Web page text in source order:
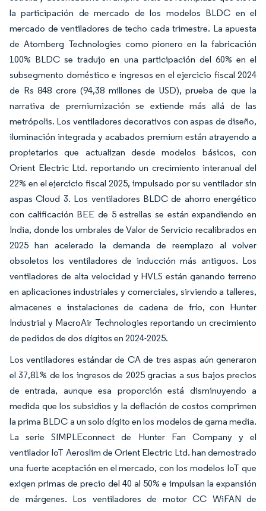
la participación de mercado de los modelos BLDC en el
mercado de ventiladores de techo cada trimestre. La apuesta
de Atomberg Technologies como pionero en la fabricación
100% BLDC se tradujo en una participación del 60% en el
subsegmento doméstico e ingresos en el ejercicio fiscal 2024
de Rs 848 crore (94,38 millones de USD), prueba de que la
narrativa de premiumización se extiende más allá de las
metrópolis. Los ventiladores decorativos con aspas de diseño,
iluminación integrada y acabados premium están atrayendo a
propietarios que actualizan desde modelos básicos, con
Orient Electric Ltd. reportando un crecimiento interanual del
22% en el ejercicio fiscal 2025, impulsado por su ventilador sin
aspas Cloud 3. Los ventiladores BLDC de ahorro energético
con calificación BEE de 5 estrellas se están expandiendo en
India, donde los umbrales de Valor de Servicio recalibrados en
2025 han acelerado la demanda de reemplazo al volver
obsoletos los ventiladores de inducción más antiguos. Los
ventiladores de alta velocidad y HVLS están ganando terreno
en aplicaciones industriales y comerciales, sirviendo a talleres,
almacenes e instalaciones de cadena de frío, con Hunter
Industrial y MacroAir Technologies reportando un crecimiento
de pedidos de dos dígitos en 2024-2025.
Los ventiladores estándar de CA de tres aspas aún generaron
el 37,81% de los ingresos de 2025 gracias a sus bajos precios
de entrada, aunque esa proporción está disminuyendo a
medida que los subsidios y la deflación de costos comprimen
la prima BLDC a un solo dígito en los modelos de gama media.
La serie SIMPLEconnect de Hunter Fan Company y el
ventilador IoT Aeroslim de Orient Electric Ltd. han demostrado
una fuerte aceptación en el mercado, con los modelos IoT que
exigen primas de precio del 40 al 50% e impulsan la expansión
de márgenes. Los ventiladores de motor CC WiFAN de